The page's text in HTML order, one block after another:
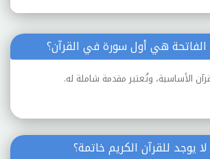
الفاتحة هي أول سورة في القرآن؟
الأساسية، وتُعتبر مقدمة شاملة له.
لا يوجد للقرآن الكريم خاتمة؟